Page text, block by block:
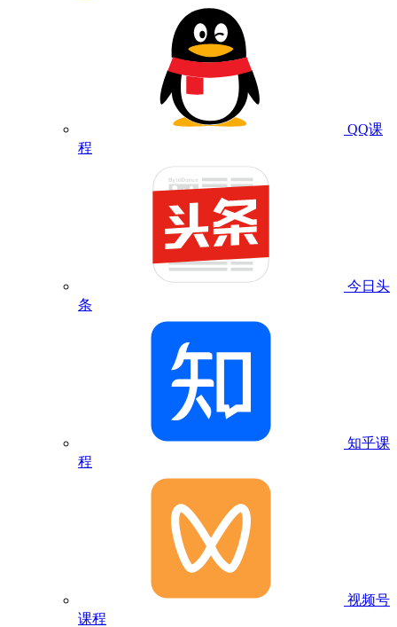
QQ课
程
今日头
条
知乎课
程
视频号
课程